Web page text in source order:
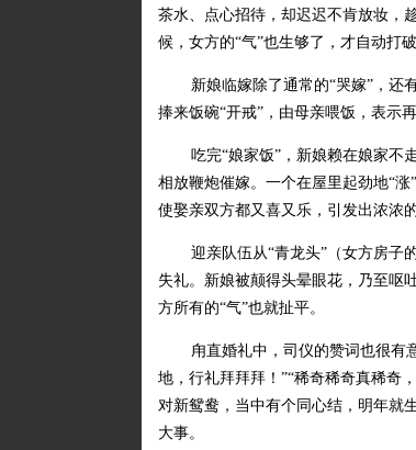
茶水、点心招待，却迟迟不肯放妆，
候，女方的“气”也生够了，才自动打破
新娘临嫁除了通常的“哭嫁”，还
捧来饭碗“开戒”，由母亲喂饭，表示再
吃完“娘家饭”，新娘赖在娘家
相放鞭炮催嫁。一个在屋里起劲地“
使娶亲双方都又喜又乐，引发出浓浓
迎亲队伍从“青龙头”（女方房子
失礼。新娘被颠得头晕眼花，乃至呕
方所有的“气”也就扯平。
甪直婚礼中，司仪的赞词也很有
地，行礼拜拜拜！”“稀奇稀奇真稀奇
对新鸳鸯，当中有个同心结，明年就
大事。